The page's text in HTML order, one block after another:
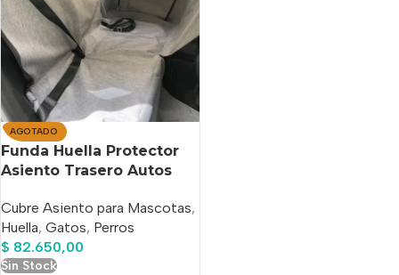
AGOTADO
Funda Huella Protector
Asiento Trasero Autos
Cubre Asiento para Mascotas,
Huella, Gatos, Perros
$ 82.650,00
Sin Stock